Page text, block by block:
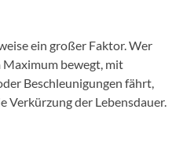
ein großer Faktor. Wer
bewegt, mit
Beschleunigungen fährt,
Verkürzung der Lebensdauer.